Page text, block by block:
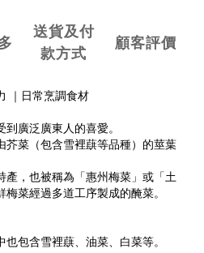
送貨及付
款方式
顧客評價
｜日常烹調食材
廣泛廣東人的喜愛。
芥菜（包含雪裡蕻等品種）的莖葉
產，也被稱為「惠州梅菜」或「土
菜經過多道工序製成的醃菜。
包含雪裡蕻、油菜、白菜等。